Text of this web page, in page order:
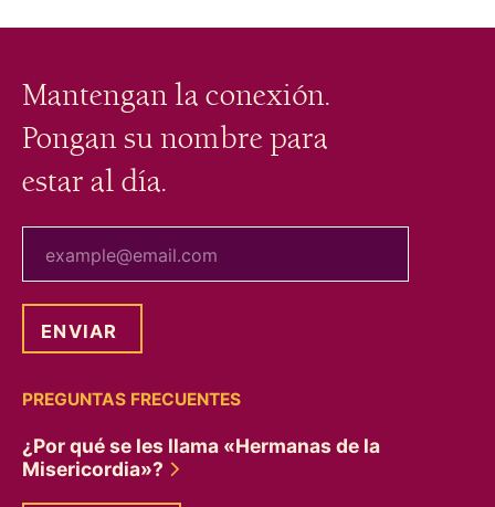
Mantengan la conexión.
Pongan su nombre para
estar al día.
PREGUNTAS FRECUENTES
¿Por qué se les llama «Hermanas de la
Misericordia»?